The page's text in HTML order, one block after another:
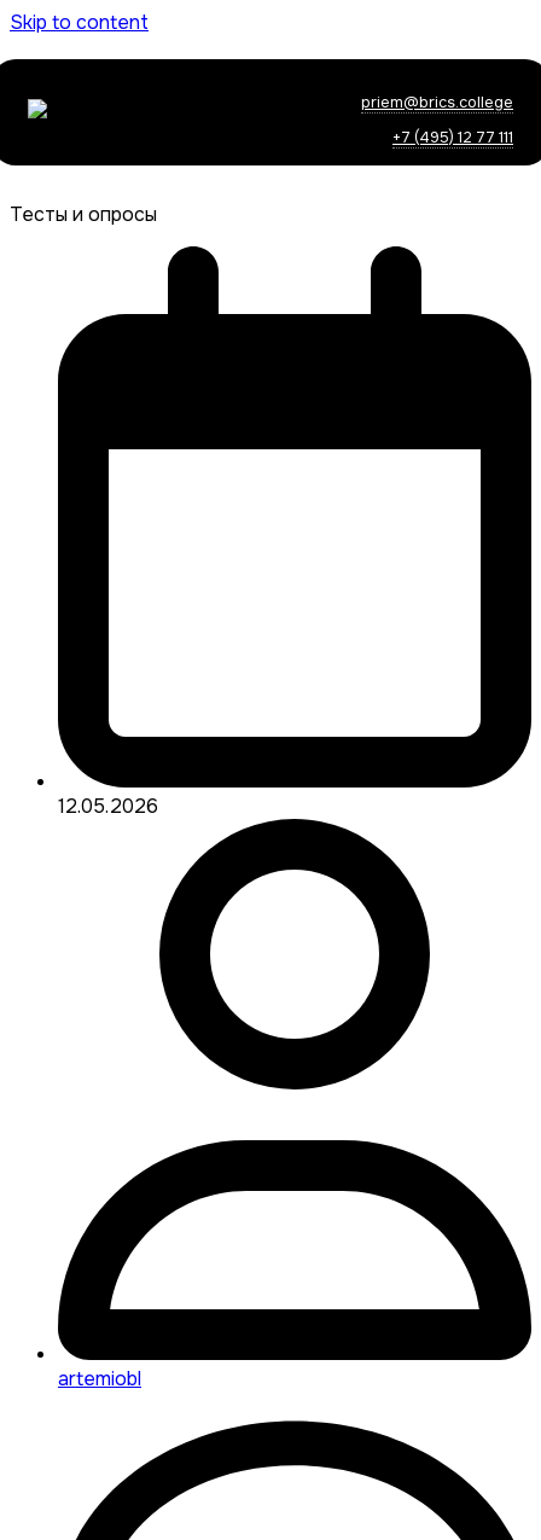
Skip to content
priem@brics.college
+7 (495) 12 77 111
Тесты и опросы
12.05.2026
artemiobl